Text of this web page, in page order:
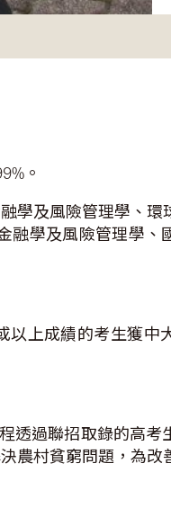
。
學及風險管理學、環
融學及風險管理學、
以上成績的考生獲中
透過聯招取錄的高考
農村貧窮問題，為改